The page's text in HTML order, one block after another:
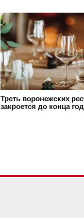
Треть воронежских
закроется до конца